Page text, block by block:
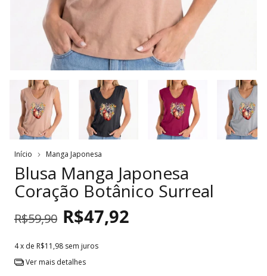
Início Manga Japonesa
Blusa Manga Japonesa
Coração Botânico Surreal
R$59,90 R$47,92
4x de R$11,98 sem juros
Ver mais detalhes